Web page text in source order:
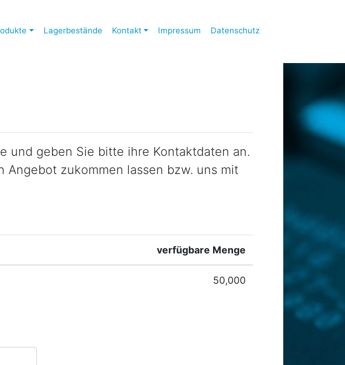
Lagerbestände Kontakt Impressum Datenschutz
und geben Sie bitte ihre Kontaktdaten an.
Angebot zukommen lassen bzw. uns mit
verfügbare Menge
50,000